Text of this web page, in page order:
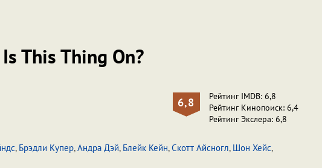
This Thing On?
6,8
Рейтинг IMDB: 6,8
Рейтинг Кинопоиск: 6,4
Рейтинг Экслера: 6,8
, Брэдли Купер,Андра Дэй, Блейк Кейн,Скотт Айсногл, Шон Хейс,